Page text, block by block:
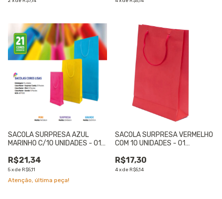
SACOLA SURPRESA AZUL
MARINHO C/10 UNIDADES - 01
R$21,34
5xde R$5,11
Atenção, última peça!
SACOLA SURPRESA VERMELHO
COM 10 UNIDADES - 01
R$17,30
4xde R$5,14